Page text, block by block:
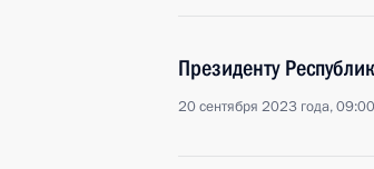
Президенту
20 сентября 2023 года, 09:00